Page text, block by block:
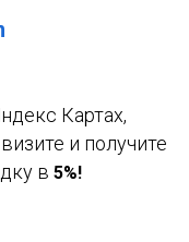
Картах,
и получите
в 5%!